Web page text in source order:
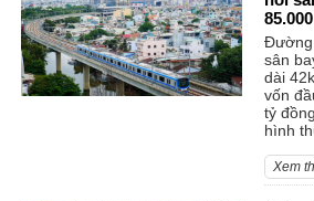
Đường
sân
dài
vốn
tỷ
hình
Xem